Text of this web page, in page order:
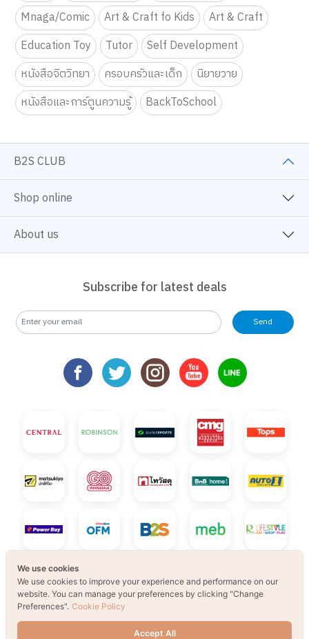
Mnaga/Comic
Art & Craft fo Kids
Art & Craft
Education Toy
Tutor
Self Development
หนังสือจิตวิทยา
ครอบครัวและเด็ก
นิยายวาย
หนังสือและการ์ตูนความรู้
BackToSchool
B2S CLUB
Shop online
About us
Subscribe for latest deals
Send
We use cookies
We use cookies to improve your experience and performance on our
website. You can manage your preferences by clicking "Change
Preferences". Cookie Policy
Accept All